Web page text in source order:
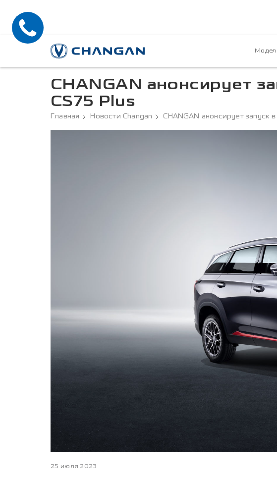
CHANGAN анонсирует
CS75 Plus
Главная Новости Changan CHANGAN анонсирует запуск
25 июля 2023